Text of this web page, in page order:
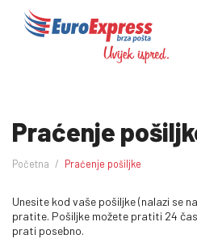
Praćenje
Početna Praćenje pošiljke
Unesite kod vaše pošiljke (nalazi se
pratite. Pošiljke možete pratiti 24
prati posebno.